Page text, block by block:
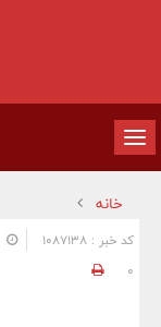
تغییر
وضعیت
ناوبری
خانه
کد خبر : 1087138
0